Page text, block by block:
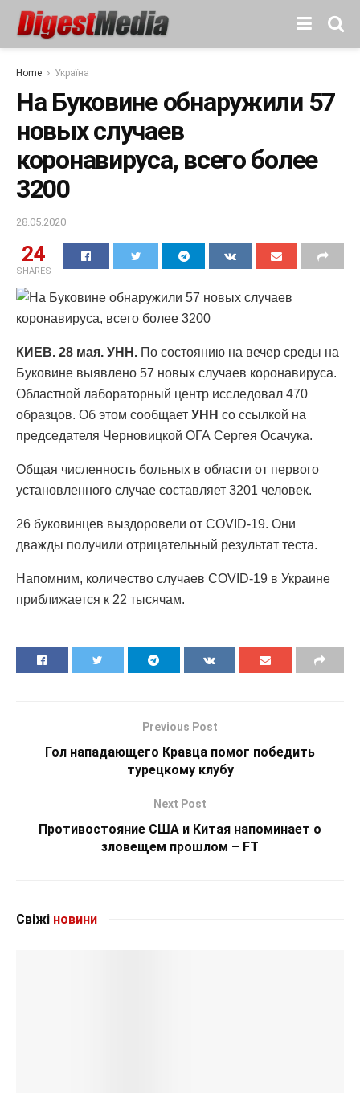
Home Україна
На Буковине обнаружили 57
новых случаев
коронавируса, всего более
3200
28.05.2020
24
SHARES
КИЕВ. 28 мая. УНН. По состоянию на вечер среды на
Буковине выявлено 57 новых случаев коронавируса.
Областной лабораторный центр исследовал 470
образцов. Об этом сообщает УНН со ссылкой на
председателя Черновицкой ОГА Сергея Осачука.
Общая численность больных в области от первого
установленного случае составляет 3201 человек.
26 буковинцев выздоровели от COVID-19. Они
дважды получили отрицательный результат теста.
Напомним, количество случаев COVID-19 в Украине
приближается к 22 тысячам.
Previous Post
Гол нападающего Кравца помог победить
турецкому клубу
Next Post
Противостояние США и Китая напоминает о
зловещем прошлом – FT
Свіжі новини